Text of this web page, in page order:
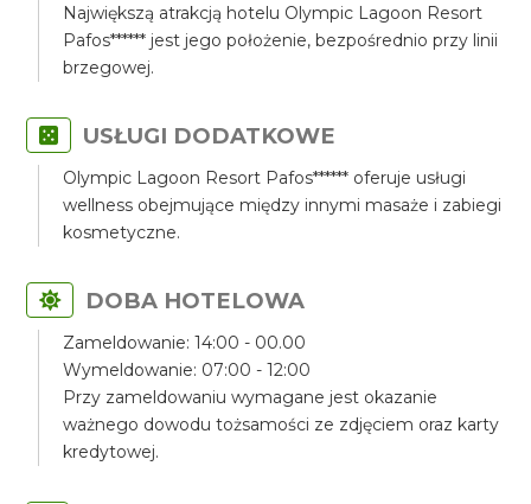
Największą atrakcją hotelu Olympic Lagoon Resort
Pafos****** jest jego położenie, bezpośrednio przy linii
brzegowej.
USŁUGI DODATKOWE
Olympic Lagoon Resort Pafos****** oferuje usługi
wellness obejmujące między innymi masaże i zabiegi
kosmetyczne.
DOBA HOTELOWA
Zameldowanie: 14:00 - 00.00
Wymeldowanie: 07:00 - 12:00
Przy zameldowaniu wymagane jest okazanie
ważnego dowodu tożsamości ze zdjęciem oraz karty
kredytowej.